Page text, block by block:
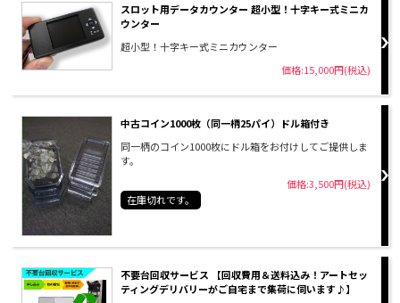
スロット用データカウンター 超小型！十字キー式ミニカ
ウンター
超小型！十字キー式ミニカウンター
価格:15,000円(税込)
中古コイン1000枚（同一柄25パイ）ドル箱付き
同一柄のコイン1000枚にドル箱をお付けしてご提供しま
す。
価格:3,500円(税込)
在庫切れです。
不要台回収サービス 【回収費用＆送料込み！アートセッ
ティングデリバリーがご自宅まで集荷に伺います♪】